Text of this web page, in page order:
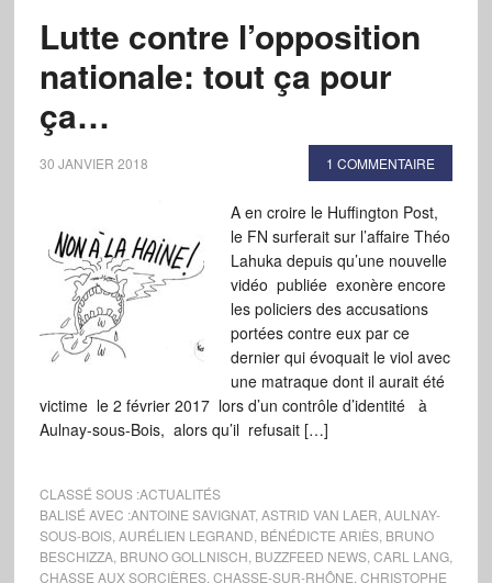
Lutte contre l’opposition
nationale: tout ça pour
ça…
30 JANVIER 2018 1 COMMENTAIRE
A en croire le Huffington Post,
le FN surferait sur l’affaire Théo
Lahuka depuis qu’une nouvelle
vidéo publiée exonère encore
les policiers des accusations
portées contre eux par ce
dernier qui évoquait le viol avec
une matraque dont il aurait été
victime le 2 février 2017 lors d’un contrôle d’identité à
Aulnay-sous-Bois, alors qu’il refusait […]
CLASSÉ SOUS :ACTUALITÉS
BALISÉ AVEC :ANTOINE SAVIGNAT, ASTRID VAN LAER AULNAY-
SOUS-BOIS, AURÉLIEN LEGRAND BÉNÉDICTE ARIÈS, BRUNO
BESCHIZZA, BRUNO GOLLNISCH BUZZFEED NEWS, CARL LANG,
CHASSE AUX SORCIÈRES, CHASSE-SUR-RHÔNE CHRISTOPHE